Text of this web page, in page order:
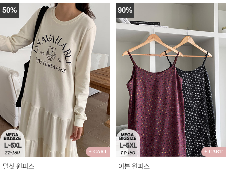
50%
+ CART
덜싯 원피스
90%
+ CART
이븐 원피스